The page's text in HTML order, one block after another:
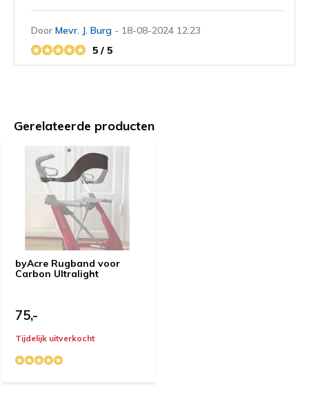
Door Mevr. J. Burg - 18-08-2024 12:23
5 / 5
Een geweldig leuke rollator! Groot compliment voor de
eens ingenieus in elkaar. (Ik vraag me alleen af waar of
bij wie ik terecht kan bij eventuele mankementen (aan
de rollator bedoel ik)). Kortom: ik ben er heel blij mee!
DoorGemma van Dalen
5 / 5
Ik heb deze gekozen om de handvaten die andersom
geplaatst zijn dan bij de andere rollators. Je loopt
daardoor inderdaad rechtop. Verder is lopen met een
DoorH.G.Glasbergen
Gerelateerde producten
byAcre Rugband voor
Carbon Ultralight
75,-
Tijdelijk uitverkocht